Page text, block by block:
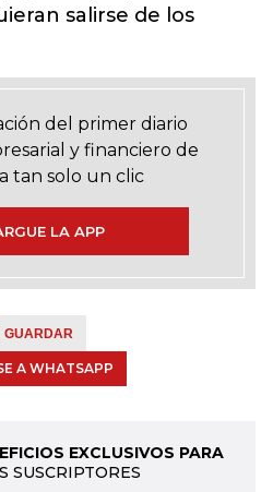
salirse de los
del primer diario
y financiero de
tan solo un clic
LA APP
GUARDAR
A WHATSAPP
EXCLUSIVOS PARA
SUSCRIPTORES